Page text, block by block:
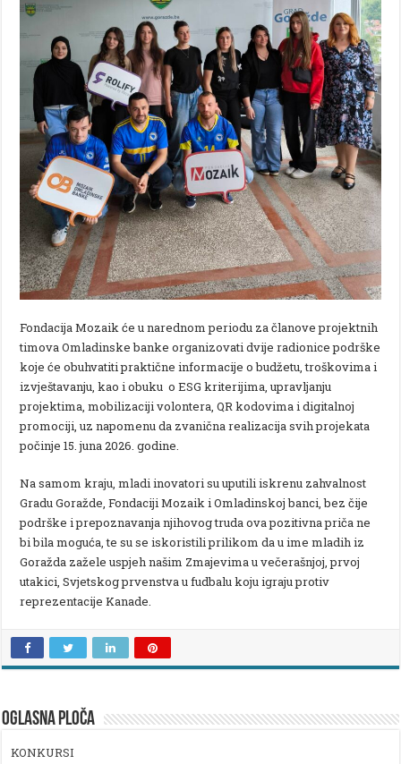
Fondacija Mozaik će u narednom periodu za članove projektnih
timova Omladinske banke organizovati dvije radionice podrške
koje će obuhvatiti praktične informacije o budžetu, troškovima i
izvještavanju, kao i obuku o ESG kriterijima, upravljanju
projektima, mobilizaciji volontera, QR kodovima i digitalnoj
promociji, uz napomenu da zvanična realizacija svih projekata
počinje 15. juna 2026. godine.
Na samom kraju, mladi inovatori su uputili iskrenu zahvalnost
Gradu Goražde, Fondaciji Mozaik i Omladinskoj banci, bez čije
podrške i prepoznavanja njihovog truda ova pozitivna priča ne
bi bila moguća, te su se iskoristili prilikom da u ime mladih iz
Goražda zažele uspjeh našim Zmajevima u večerašnjoj, prvoj
utakici, Svjetskog prvenstva u fudbalu koju igraju protiv
reprezentacije Kanade.
OGLASNA PLOČA
KONKURSI